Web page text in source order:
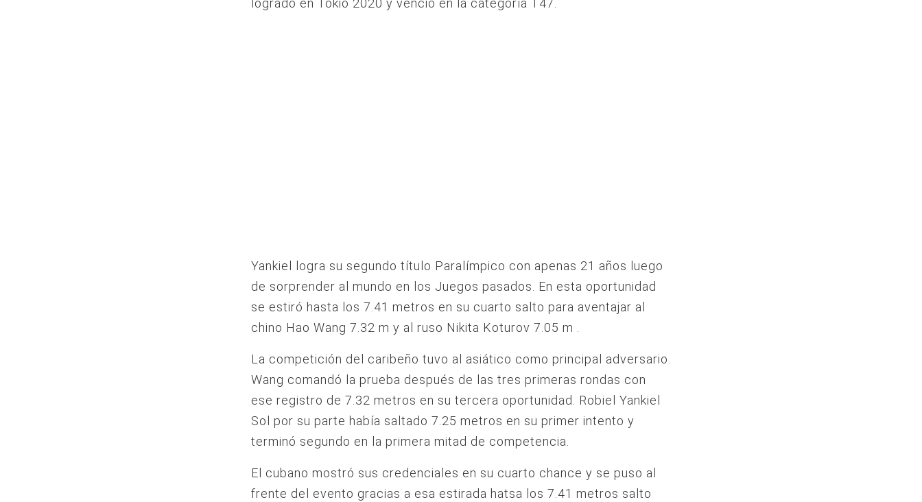
logrado en Tokio 2020 y venció en la categoría T47.
Yankiel logra su segundo título Paralímpico con apenas 21 años luego
de sorprender al mundo en los Juegos pasados. En esta oportunidad
se estiró hasta los 7.41 metros en su cuarto salto para aventajar al
chino Hao Wang 7.32 m y al ruso Nikita Koturov 7.05 m .
La competición del caribeño tuvo al asiático como principal adversario.
Wang comandó la prueba después de las tres primeras rondas con
ese registro de 7.32 metros en su tercera oportunidad. Robiel Yankiel
Sol por su parte había saltado 7.25 metros en su primer intento y
terminó segundo en la primera mitad de competencia.
El cubano mostró sus credenciales en su cuarto chance y se puso al
frente del evento gracias a esa estirada hatsa los 7.41 metros salto